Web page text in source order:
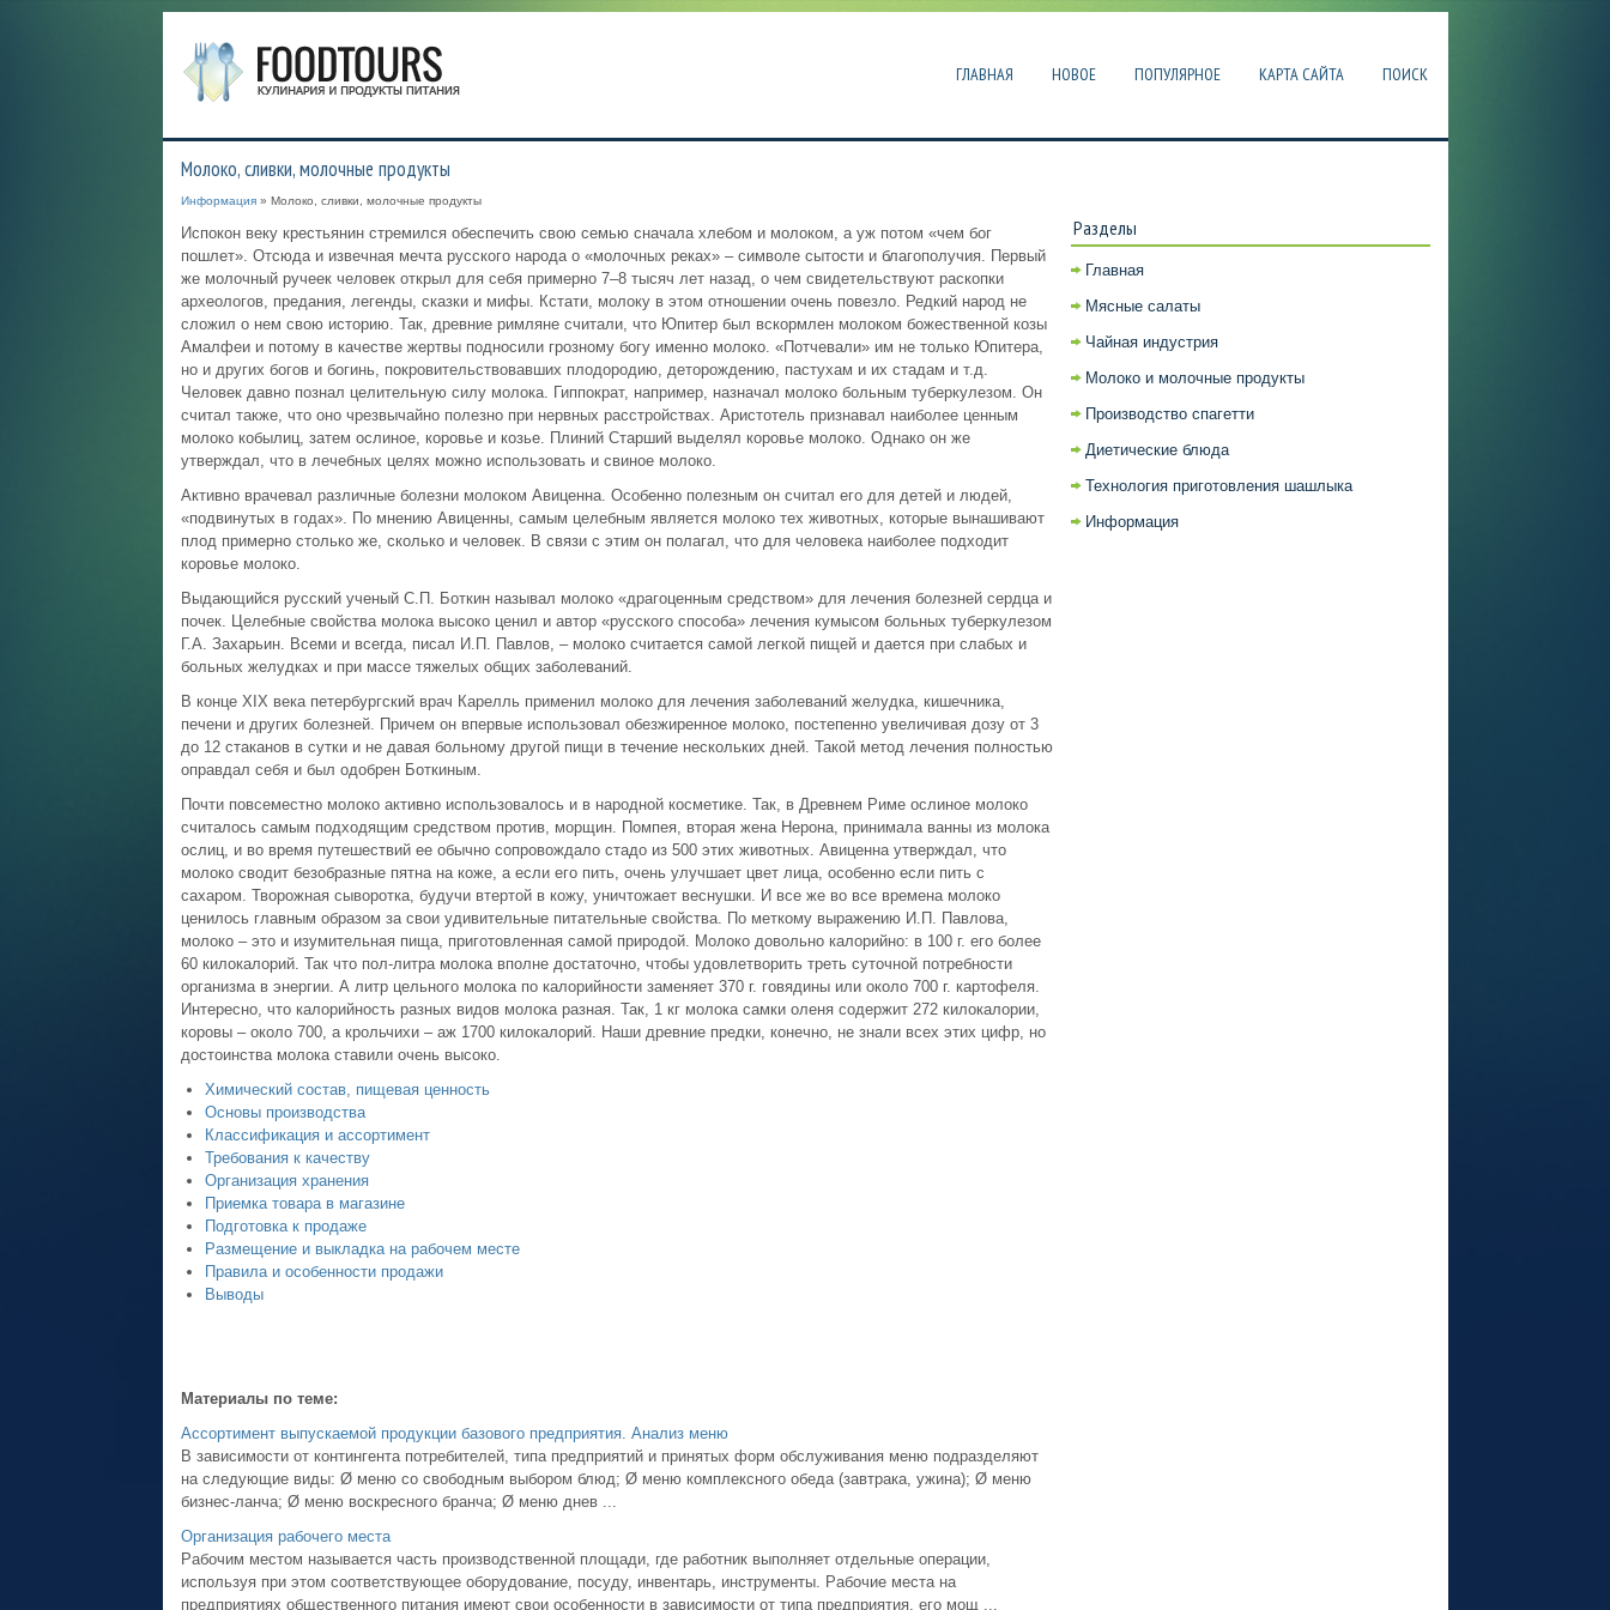
ГЛАВНАЯ НОВОЕ ПОПУЛЯРНОЕ КАРТА САЙТА ПОИСК
Молоко, сливки, молочные продукты
Информация» Молоко, сливки, молочные продукты
Испокон веку крестьянин стремился обеспечить свою семью сначала хлебом и молоком, а уж потом «чем бог
пошлет». Отсюда и извечная мечта русского народа о «молочных реках» – символе сытости и благополучия. Первый
же молочный ручеек человек открыл для себя примерно 7–8 тысяч лет назад, о чем свидетельствуют раскопки
археологов, предания, легенды, сказки и мифы. Кстати, молоку в этом отношении очень повезло. Редкий народ не
сложил о нем свою историю. Так, древние римляне считали, что Юпитер был вскормлен молоком божественной козы
Амалфеи и потому в качестве жертвы подносили грозному богу именно молоко. «Потчевали» им не только Юпитера,
но и других богов и богинь, покровительствовавших плодородию, деторождению, пастухам и их стадам и т.д.
Человек давно познал целительную силу молока. Гиппократ, например, назначал молоко больным туберкулезом. Он
считал также, что оно чрезвычайно полезно при нервных расстройствах. Аристотель признавал наиболее ценным
молоко кобылиц, затем ослиное, коровье и козье. Плиний Старший выделял коровье молоко. Однако он же
утверждал, что в лечебных целях можно использовать и свиное молоко.
Активно врачевал различные болезни молоком Авиценна. Особенно полезным он считал его для детей и людей,
«подвинутых в годах». По мнению Авиценны, самым целебным является молоко тех животных, которые вынашивают
плод примерно столько же, сколько и человек. В связи с этим он полагал, что для человека наиболее подходит
коровье молоко.
Выдающийся русский ученый С.П. Боткин называл молоко «драгоценным средством» для лечения болезней сердца и
почек. Целебные свойства молока высоко ценил и автор «русского способа» лечения кумысом больных туберкулезом
Г.А. Захарьин. Всеми и всегда, писал И.П. Павлов, – молоко считается самой легкой пищей и дается при слабых и
больных желудках и при массе тяжелых общих заболеваний.
В конце XIX века петербургский врач Карелль применил молоко для лечения заболеваний желудка, кишечника,
печени и других болезней. Причем он впервые использовал обезжиренное молоко, постепенно увеличивая дозу от 3
до 12 стаканов в сутки и не давая больному другой пищи в течение нескольких дней. Такой метод лечения полностью
оправдал себя и был одобрен Боткиным.
Почти повсеместно молоко активно использовалось и в народной косметике. Так, в Древнем Риме ослиное молоко
считалось самым подходящим средством против, морщин. Помпея, вторая жена Нерона, принимала ванны из молока
ослиц, и во время путешествий ее обычно сопровождало стадо из 500 этих животных. Авиценна утверждал, что
молоко сводит безобразные пятна на коже, а если его пить, очень улучшает цвет лица, особенно если пить с
сахаром. Творожная сыворотка, будучи втертой в кожу, уничтожает веснушки. И все же во все времена молоко
ценилось главным образом за свои удивительные питательные свойства. По меткому выражению И.П. Павлова,
молоко – это и изумительная пища, приготовленная самой природой. Молоко довольно калорийно: в 100 г. его более
60 килокалорий. Так что пол-литра молока вполне достаточно, чтобы удовлетворить треть суточной потребности
организма в энергии. А литр цельного молока по калорийности заменяет 370 г. говядины или около 700 г. картофеля.
Интересно, что калорийность разных видов молока разная. Так, 1 кг молока самки оленя содержит 272 килокалории,
коровы – около 700, а крольчихи – аж 1700 килокалорий. Наши древние предки, конечно, не знали всех этих цифр, но
достоинства молока ставили очень высоко.
Химический состав, пищевая ценность
Основы производства
Классификация и ассортимент
Требования к качеству
Организация хранения
Приемка товара в магазине
Подготовка к продаже
Размещение и выкладка на рабочем месте
Правила и особенности продажи
Выводы
Материалы по теме:
Ассортимент выпускаемой продукции базового предприятия. Анализ меню
В зависимости от контингента потребителей, типа предприятий и принятых форм обслуживания меню подразделяют
на следующие виды: Ø меню со свободным выбором блюд; Ø меню комплексного обеда (завтрака, ужина); Ø меню
бизнес-ланча; Ø меню воскресного бранча; Ø меню днев ...
Организация рабочего места
Рабочим местом называется часть производственной площади, где работник выполняет отдельные операции,
используя при этом соответствующее оборудование, посуду, инвентарь, инструменты. Рабочие места на
предприятиях общественного питания имеют свои особенности в зависимости от типа предприятия, его мощ ...
Разделы
Главная
Мясные салаты
Чайная индустрия
Молоко и молочные продукты
Производство спагетти
Диетические блюда
Технология приготовления шашлыка
Информация